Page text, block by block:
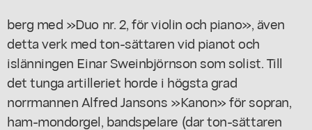
berg med »Duo nr. 2, för violin och piano», även
detta verk med ton-sättaren vid pianot och
islänningen Einar Sweinbjörnson som solist. Till
det tunga artilleriet horde i högsta grad
norrmannen Alfred Jansons »Kanon» för sopran,
ham-mondorgel, bandspelare (dar ton-sättaren